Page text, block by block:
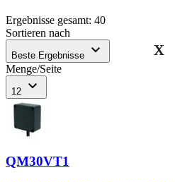
Ergebnisse gesamt: 40
Sortieren nach
Beste Ergebnisse expand_more
Menge/Seite
12 expand_more
QM30VT1